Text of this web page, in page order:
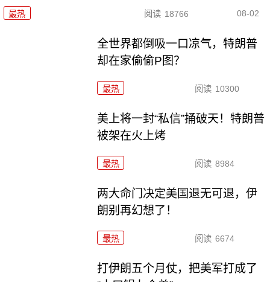
最热 阅读 18766 08-02
全世界都倒吸一口凉气，特朗普
却在家偷偷P图？
最热 阅读 10300
美上将一封“私信”捅破天！特朗普
被架在火上烤
最热 阅读 8984
两大命门决定美国退无可退，伊
朗别再幻想了！
最热 阅读 6674
打伊朗五个月仗，把美军打成了